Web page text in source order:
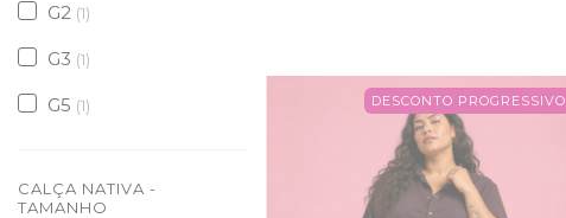
G2 (1)
G3 (1)
G5 (1)
CALÇA NATIVA -
TAMANHO
DESCONTO PROGRESSIVO